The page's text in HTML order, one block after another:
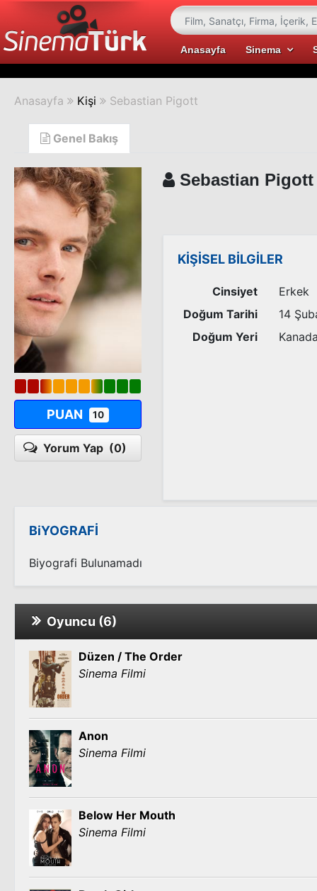
Anasayfa Sinema
Anasayfa Kişi Sebastian Pigott
Genel Bakış
PUAN 10
Yorum Yap (0)
Sebastian Pigott
KİŞİSEL BİLGİLER
Cinsiyet
Erkek
Doğum Tarihi
14
Doğum Yeri
BiYOGRAFİ
Biyografi Bulunamadı
Oyuncu (6)
Düzen / The Order
Sinema Filmi
Anon
Sinema Filmi
Below Her Mouth
Sinema Filmi